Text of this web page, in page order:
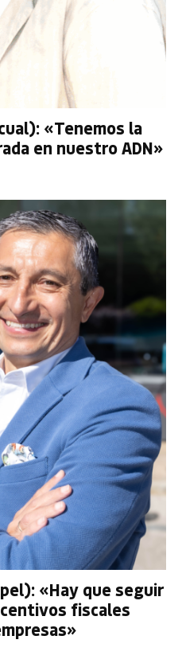
«Tenemos la
en nuestro ADN»
«Hay que seguir
fiscales